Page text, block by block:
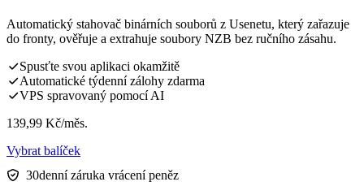
Automatický stahovač binárních souborů z Usenetu, který zařazuje
do fronty, ověřuje a extrahuje soubory NZB bez ručního zásahu.
Spusťte svou aplikaci okamžitě
Automatické týdenní zálohy zdarma
VPS spravovaný pomocí AI
139,99 Kč/měs.
Vybrat balíček
30denní záruka vrácení peněz